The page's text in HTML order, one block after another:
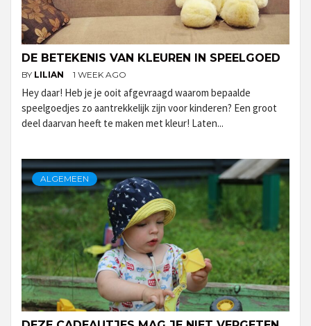
DE BETEKENIS VAN KLEUREN IN SPEELGOED
BY LILIAN 1 WEEK AGO
Hey daar! Heb je je ooit afgevraagd waarom bepaalde
speelgoedjes zo aantrekkelijk zijn voor kinderen? Een groot
deel daarvan heeft te maken met kleur! Laten...
ALGEMEEN